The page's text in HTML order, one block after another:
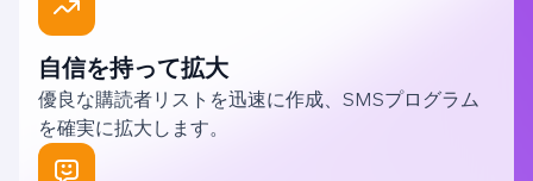
自信を持って拡大
優良な購読者リストを迅速に作成、SMSプログラム
を確実に拡大します。